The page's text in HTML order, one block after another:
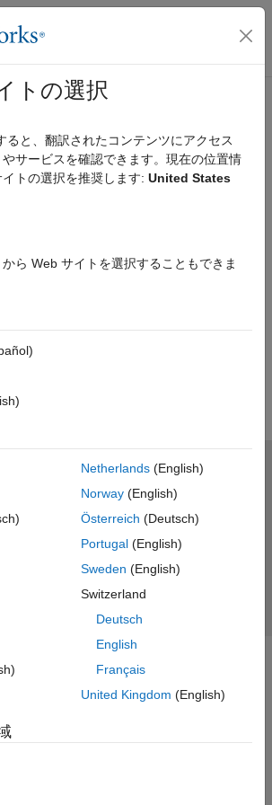
バス ナビゲーション メ
ホーム
この情報は役に立ちましたか？
トの選択
ると、翻訳されたコンテンツにアクセス
サービスを確認できます。現在の位置情
トの選択を推奨します: United States
ら Web サイトを選択することもできま
Netherlands(English)
Norway(English)
Österreich (Deutsch)
Portugal(English)
Sweden (English)
Switzerland
Deutsch
English
Français
United Kingdom (English)
プライバシー ポリシー
アプリケーション ステータス
MathWorks, Inc.